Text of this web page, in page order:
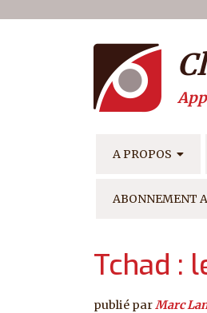
Menu du
A PROPOS
ABONNEMENT
Tchad :
publié par Marc